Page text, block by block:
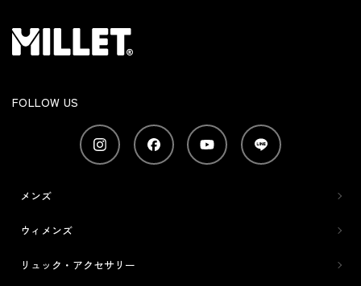
FOLLOW US
メンズ
ウィメンズ
リュック・アクセサリー